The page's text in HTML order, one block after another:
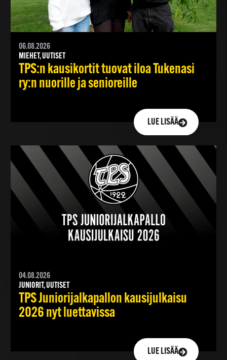
06.08.2026
MIEHET, UUTISET
TPS:n kausikortit tuovat iloa Tukenasi
ry:n nuorille ja senioreille
LUE LISÄÄ
04.08.2026
JUNIORIT, UUTISET
TPS Juniorijalkapallon kausijulkaisu
2026 nyt luettavissa
LUE LISÄÄ